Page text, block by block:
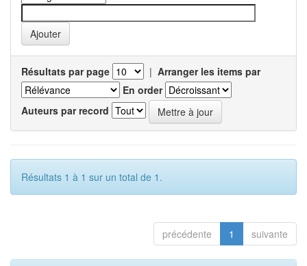
Résultats par page | Arranger les items par
En order
Auteurs par record
Résultats 1 à 1 sur un total de 1.
précédente 1 suivante